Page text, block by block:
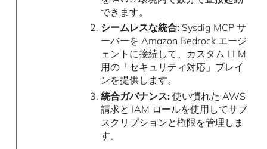
できます。
シームレスな統合:Sysdig MCP サ
ーバーを Amazon Bedrock エージ
ェントに接続して、カスタム LLM
用の「セキュリティ対応」ブレイ
ンを提供します。
統合ガバナンス:使い慣れた AWS
請求と IAM ロールを使用してサブ
スクリプションと権限を管理しま
す。